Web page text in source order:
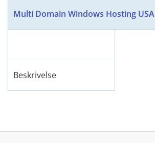
Multi Domain Windows Hosting USA
Beskrivelse